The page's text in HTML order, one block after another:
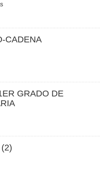
CADENA
GRADO DE